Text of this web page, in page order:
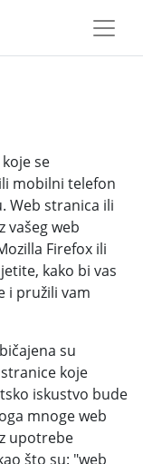
se
mobilni telefon
Web stranica ili
vašeg web
Firefox ili
kako bi vas
i pružili vam
su
koje
iskustvo bude
mnoge web
upotrebe
što su: "web